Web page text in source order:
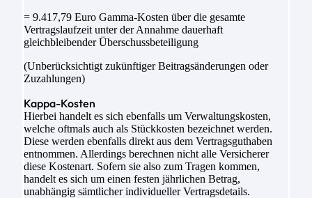
= 9.417,79 Euro Gamma-Kosten über die gesamte
Vertragslaufzeit unter der Annahme dauerhaft
gleichbleibender Überschussbeteiligung
(Unberücksichtigt zukünftiger Beitragsänderungen oder
Zuzahlungen)
Kappa-Kosten
Hierbei handelt es sich ebenfalls um Verwaltungskosten,
welche oftmals auch als Stückkosten bezeichnet werden.
Diese werden ebenfalls direkt aus dem Vertragsguthaben
entnommen. Allerdings berechnen nicht alle Versicherer
diese Kostenart. Sofern sie also zum Tragen kommen,
handelt es sich um einen festen jährlichen Betrag,
unabhängig sämtlicher individueller Vertragsdetails.